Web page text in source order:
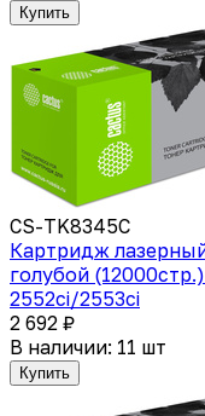
Купить
CS-TK8345C
Картридж
голубой
2552ci/2553ci
2 692 ₽
В наличии: 11 шт
Купить